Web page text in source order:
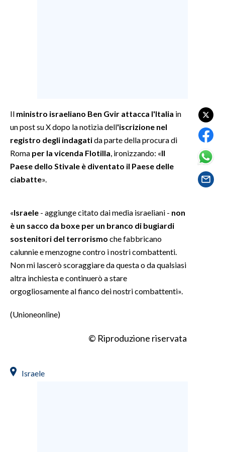
GOSSIP
NOTIZIE
EVENTI
#CARAUNIONE
3 MINUTI CON
NECROLOGI
Il ministro israeliano Ben Gvir attacca l'Italia in
un post su X dopo la notizia dell'iscrizione nel
registro degli indagatida parte della procura di
Roma per la vicenda Flotilla , ironizzando: «Il
Paese dello Stivale è diventato il Paese delle
ciabatte».
«Israele - aggiunge citato dai media israeliani - non
è un sacco da boxe per un branco di bugiardi
sostenitori del terrorismo che fabbricano
calunnie e menzogne contro i nostri combattenti.
Non mi lascerò scoraggiare da questa o da qualsiasi
altra inchiesta e continuerò a stare
orgogliosamente al fianco dei nostri combattenti».
(Unioneonline)
© Riproduzione riservata
Israele